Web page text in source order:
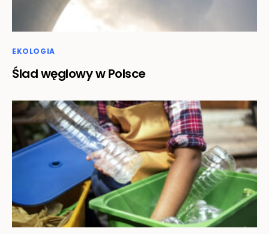
EKOLOGIA
Ślad węglowy w Polsce